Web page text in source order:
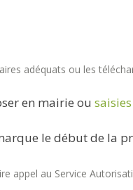
adéquats ou les
en mairie ou
le début de la
appel au Service